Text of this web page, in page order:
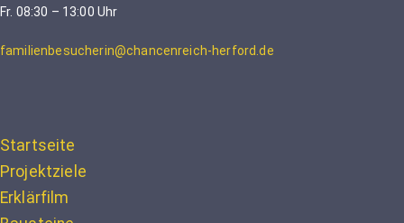
Fr. 08:30 – 13:00 Uhr
familienbesucherin@chancenreich-herford.de
Startseite
Projektziele
Erklärfilm